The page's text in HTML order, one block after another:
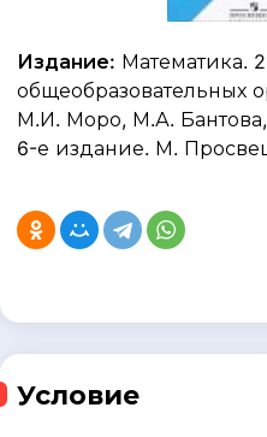
Издание: Математика.
общеобразовательных
М.И. Моро, М.А.
6-е издание. М.
Условие